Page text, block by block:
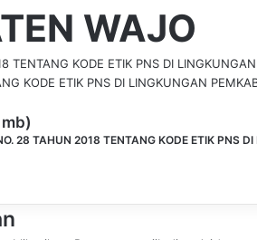
WAJO
TENTANG KODE ETIK PNS DI
KODE ETIK PNS DI LINGKUNGAN
28 TAHUN 2018 TENTANG KODE ETIK PNS